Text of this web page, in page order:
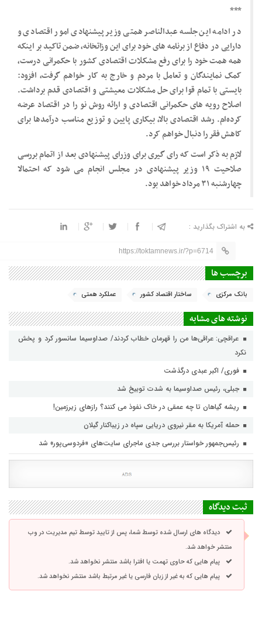
***
در ادامه این جلسه عبدالناصر همتی وزیر پیشنهادی امور اقتصادی و
دارایی در دفاع از برنامه های خود برای این وزاتخانه، ضمن تاکید بر اینکه
همه همت خود را برای رفع مشکلات اقتصادی کشور با حکمرانی درست،
کمک نمایندگان و تعامل با مردم و خارج به کار خواهم گرفت، افزود:
بایستی با تمام قوا برای حل مشکلات معیشتی و اقتصادی قدم برداشت.
اصلاح رویه های حکمرانی اقتصادی و ارائه روش نو را در اقتصاد عرضه
کرده‌ام. رشد اقتصادی بالا، بیکاری پایین و توزیع مناسب درآمدها برای
کاهش فقر را دنبال خواهم کرد.
لازم به ذکر است که رای گیری برای وزرای پیشنهادی بعد از اتمام بررسی
صلاحیت ۱۹ وزیر پیشنهادی در مجلس انجام می شود که احتمالا
چهارشنبه ۳۱ مرداد خواهد بود.
به اشتراک بگذارید :
https://toktamnews.ir/?p=6714
برچسب ها
بانک مرکزی ساختار اقتصاد کشور عملکرد همتی
نوشته های مشابه
عراقچی: عراقی‌ها من را قهرمان خطاب کردند/ صداوسیما سانسور کرد و پخش
نکرد
فوری/ اکبر عبدی درگذشت
جبلی، رئیس صداوسیما به شدت توبیخ شد
ریشه گیاهان تا چه عمقی در خاک نفوذ می کنند؟ رازهای زیرزمین!
حمله آمریکا به مقر نیروی دریایی سپاه در زیباکنار گیلان
رئیس‌جمهور خواستار بررسی جدی ماجرای سایت‌های «فردوسی‌پور» شد
ثبت دیدگاه
دیدگاه های ارسال شده توسط شما، پس از تایید توسط تیم مدیریت در وب
منتشر خواهد شد.
پیام هایی که حاوی تهمت یا افترا باشد منتشر نخواهد شد.
پیام هایی که به غیر از زبان فارسی یا غیر مرتبط باشد منتشر نخواهد شد.